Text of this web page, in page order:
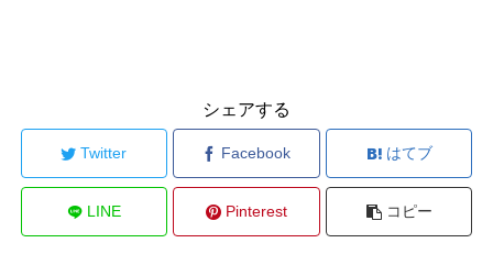
シェアする
Twitter Facebook はてブ
LINE Pinterest コピー